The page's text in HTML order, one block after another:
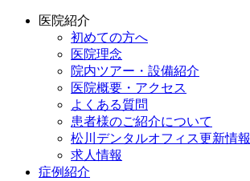
医院紹介
初めての方へ
医院理念
院内ツアー・設備紹介
医院概要・アクセス
よくある質問
患者様のご紹介について
松川デンタルオフィス更新情報
求人情報
症例紹介